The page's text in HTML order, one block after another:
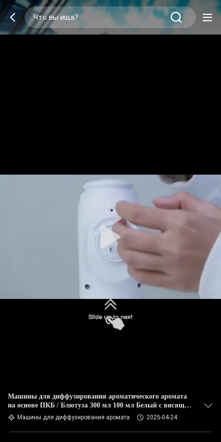
Машины для диффузирования ароматического аромата
на основе ПКБ / Блютуза 300 мл 100 мл Белый с висящим
розеткой
Машины для диффузирования аромата 2025-04-24